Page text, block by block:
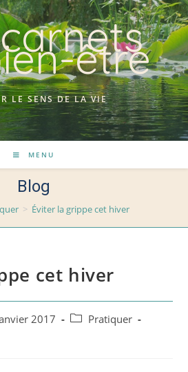
être
LE SENS DE LA VIE
MENU
Blog
> Éviter la grippe cet hiver
cet hiver
2017
PostPratiquer